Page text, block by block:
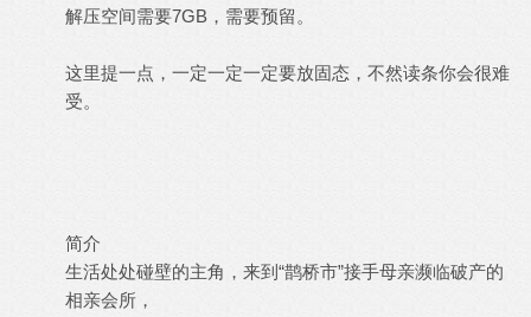
解压空间需要7GB，需要预留。
这里提一点，一定一定一定要放固态，不然读条你会很难
受。
简介
生活处处碰壁的主角，来到“鹊桥市”接手母亲濒临破产的
相亲会所，